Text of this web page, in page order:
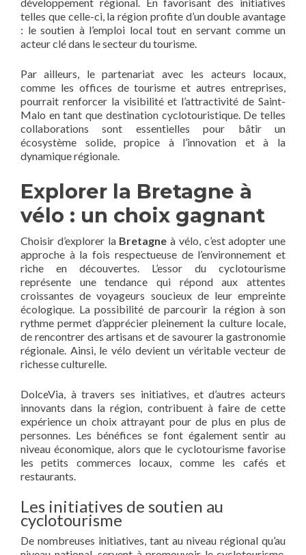
telles que celle-ci, la région profite d’un double avantage
: le soutien à l’emploi local tout en servant comme un
acteur clé dans le secteur du tourisme.
Par ailleurs, le partenariat avec les acteurs locaux,
comme les offices de tourisme et autres entreprises,
pourrait renforcer la visibilité et l’attractivité de Saint-
Malo en tant que destination cyclotouristique. De telles
collaborations sont essentielles pour bâtir un
écosystème solide, propice à l’innovation et à la
dynamique régionale.
Explorer la Bretagne à
vélo : un choix gagnant
Choisir d’explorer la Bretagne à vélo, c’est adopter une
approche à la fois respectueuse de l’environnement et
riche en découvertes. L’essor du cyclotourisme
représente une tendance qui répond aux attentes
croissantes de voyageurs soucieux de leur empreinte
écologique. La possibilité de parcourir la région à son
rythme permet d’apprécier pleinement la culture locale,
de rencontrer des artisans et de savourer la gastronomie
régionale. Ainsi, le vélo devient un véritable vecteur de
richesse culturelle.
DolceVia, à travers ses initiatives, et d’autres acteurs
innovants dans la région, contribuent à faire de cette
expérience un choix attrayant pour de plus en plus de
personnes. Les bénéfices se font également sentir au
niveau économique, alors que le cyclotourisme favorise
les petits commerces locaux, comme les cafés et
restaurants.
Les initiatives de soutien au
cyclotourisme
De nombreuses initiatives, tant au niveau régional qu’au